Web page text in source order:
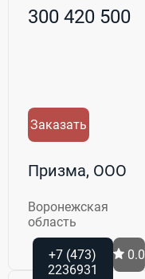
переходник
300 420 500
Заказать
Призма, ООО
Воронежская
область
+7 (473)
2236931
0.0